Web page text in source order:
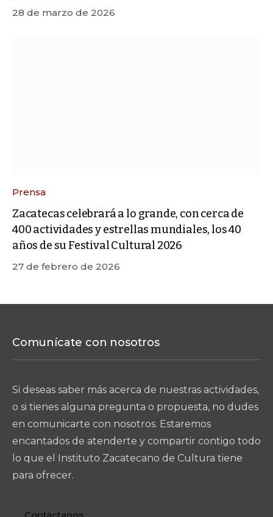
28 de marzo de 2026
Prensa
Zacatecas celebrará a lo grande, con cerca de
400 actividades y estrellas mundiales, los 40
años de su Festival Cultural 2026
27 de febrero de 2026
Comunícate con nosotros
Si deseas saber más acerca de nuestras actividades,
o si tienes alguna pregunta o propuesta, no dudes
en comunicarte con nosotros. Estaremos
encantados de atenderte y compartir contigo todo
lo que el Instituto Zacatecano de Cultura tiene
para ofrecer.